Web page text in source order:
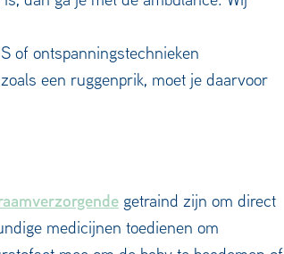
of ontspanningstechnieken
een ruggenprik, moet je daarvoor
getraind zijn om direct
medicijnen toedienen om